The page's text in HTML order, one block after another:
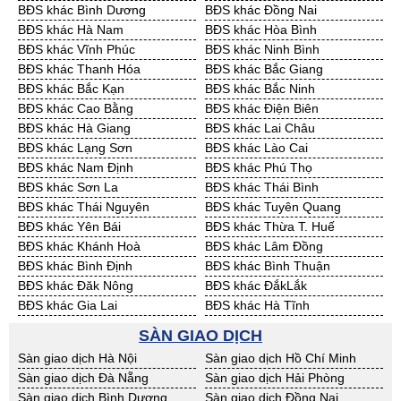
Cần Thuê Quảng Ngãi
Cần Thuê Bà Rịa - VT
Cần Thuê Cần Thơ
Cần Thuê An Giang
Cần Thuê Bạc Liêu
Cần Thuê Bến Tre
Cần Thuê Bình Phước
Cần Thuê Cà Mau
Cần Thuê Đồng Tháp
Cần Thuê Hậu Giang
Cần Thuê Kiên Giang
Cần Thuê Long An
Cần Thuê Sóc Trăng
Cần Thuê Tây Ninh
Cần Thuê Tiền Giang
Cần Thuê Trà Vinh
Cần Thuê Vĩnh Long
Cần Thuê Hải Dương
Cần Thuê Hưng Yên
Cần Thuê Quảng Ninh
BĐS khác Bình Dương
BĐS khác Đồng Nai
BĐS khác Hà Nam
BĐS khác Hòa Bình
BĐS khác Vĩnh Phúc
BĐS khác Ninh Bình
BĐS khác Thanh Hóa
BĐS khác Bắc Giang
BĐS khác Bắc Kạn
BĐS khác Bắc Ninh
BĐS khác Cao Bằng
BĐS khác Điện Biên
BĐS khác Hà Giang
BĐS khác Lai Châu
BĐS khác Lạng Sơn
BĐS khác Lào Cai
BĐS khác Nam Định
BĐS khác Phú Thọ
BĐS khác Sơn La
BĐS khác Thái Bình
BĐS khác Thái Nguyên
BĐS khác Tuyên Quang
BĐS khác Yên Bái
BĐS khác Thừa T. Huế
BĐS khác Khánh Hoà
BĐS khác Lâm Đồng
BĐS khác Bình Định
BĐS khác Bình Thuận
BĐS khác Đăk Nông
BĐS khác ĐắkLắk
BĐS khác Gia Lai
BĐS khác Hà Tĩnh
BĐS khác Nghệ An
BĐS khác Ninh Thuận
BĐS khác Phú Yên
BĐS khác Quảng Bình
BĐS khác Quảng Nam
BĐS khác Quảng Ngãi
BĐS khác Bà Rịa - VT
SÀN GIAO DỊCH
Sàn giao dịch Hà Nội
Sàn giao dịch Hồ Chí Minh
Sàn giao dịch Đà Nẵng
Sàn giao dịch Hải Phòng